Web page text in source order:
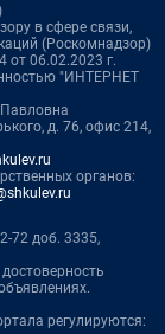
в сфере связи,
(Роскомнадзор)
06.02.2023 г.
"ИНТЕРНЕТ
д. 76, офис 214,
органов:
72 доб. 3335,
регулируются: